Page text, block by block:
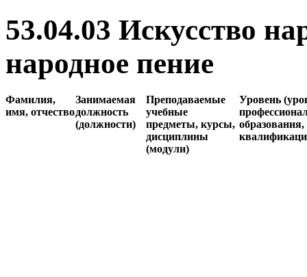
53.04.03 Искусство
народное пение
Фамилия,
имя, отчество
Занимаемая
должность
(должности)
Преподаваемые
учебные
предметы, курсы,
дисциплины
(модули)
Уровень
образования,